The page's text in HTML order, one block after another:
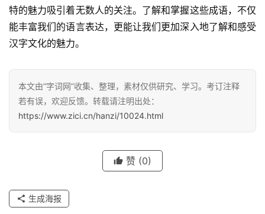
字
反
特的魅力吸引着无数人的关注。了解和掌握这些成语，不仅
能丰富我们的语言表达，更能让我们更加深入地了解和感受
汉字文化的魅力。
本文由“字词网”收集、整理，素材仅供研究、学习。考订注释
若有误，欢迎反馈。转载请注明出处：
https://www.zici.cn/hanzi/10024.html
赞 (0)
生成海报